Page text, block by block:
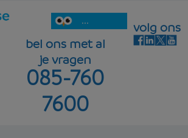
...
bel ons met al
je vragen
085-760
7600
volg ons